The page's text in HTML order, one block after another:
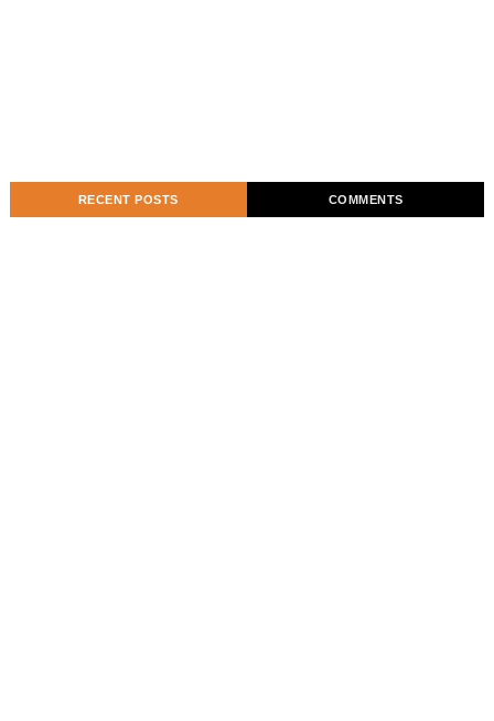
RECENT POSTS COMMENTS